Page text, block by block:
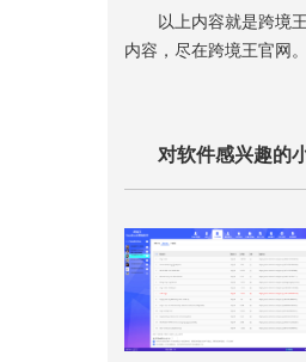
以上内容就是跨境王
内容，尽在跨境王官网。
对软件感兴趣的